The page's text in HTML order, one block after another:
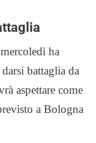
ha
battaglia da
aspettare come
a Bologna